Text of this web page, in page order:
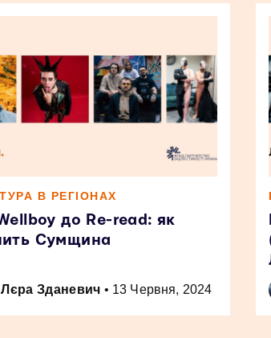
В РЕГІОНАХ
до Re-read: як
Сумщина
Лєра Зданевич • 13 Червня, 2024